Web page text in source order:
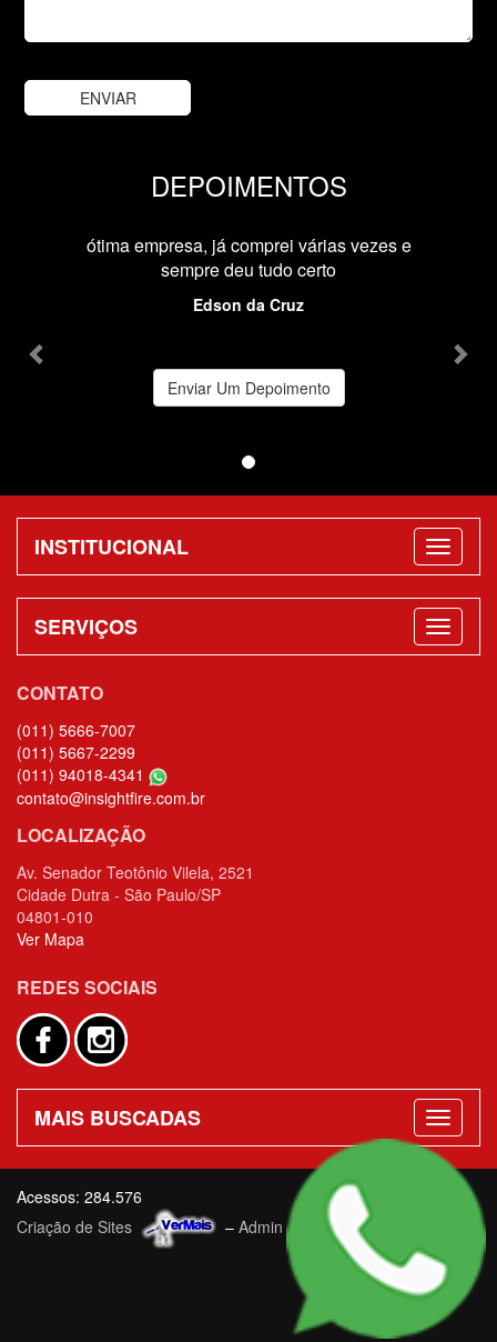
DEPOIMENTOS
ótima empresa, já comprei várias vezes e
sempre deu tudo certo
Edson da Cruz
Enviar Um Depoimento
INSTITUCIONAL
SERVIÇOS
CONTATO
(011) 5666-7007
(011) 5667-2299
(011) 94018-4341
contato@insightfire.com.br
LOCALIZAÇÃO
Av. Senador Teotônio Vilela, 2521
Cidade Dutra - São Paulo/SP
04801-010
Ver Mapa
REDES SOCIAIS
MAIS BUSCADAS
Acessos: 284.576
Criação de Sites
– Admin